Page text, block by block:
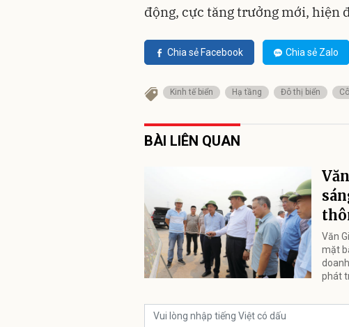
động, cực tăng trưởng mới, hiện
Chia sẻ Facebook Chia sẻ Zalo
Kinh tế biển Hạ tầng Đô thị biển
BÀI LIÊN QUAN
Văn
mặt
phát